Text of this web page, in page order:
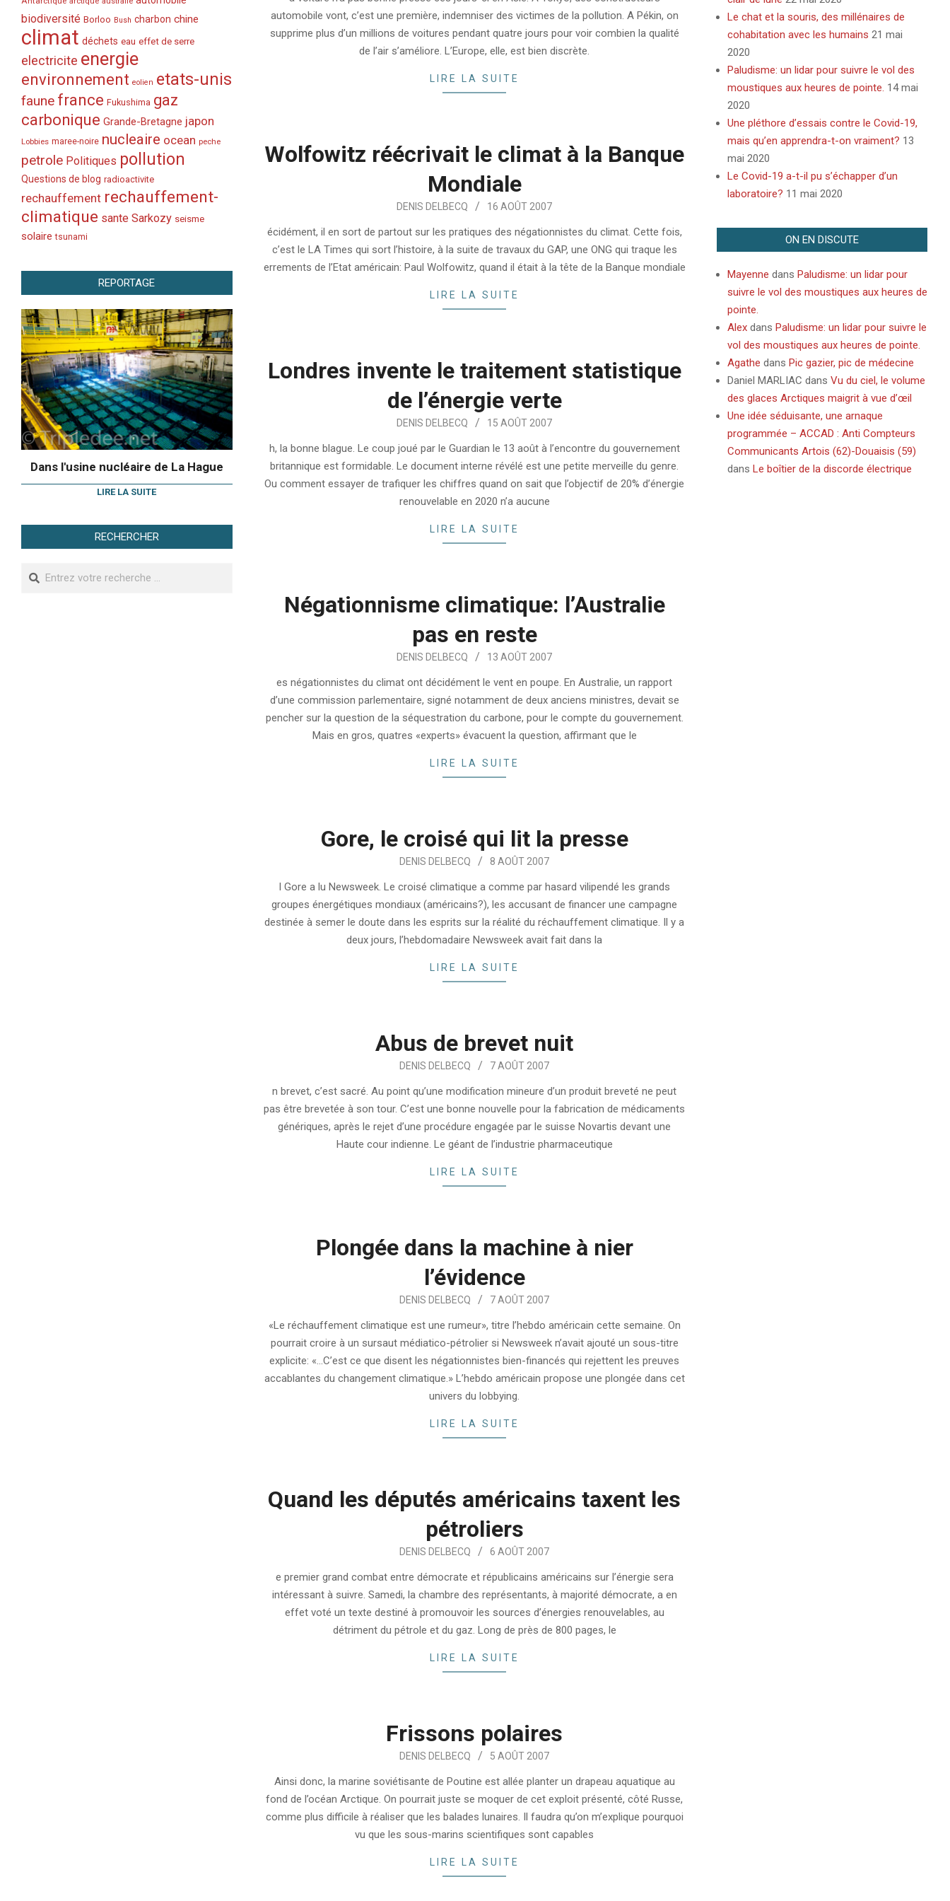
automobile vont, c’est une première, indemniser des victimes de la pollution. A Pékin, on
supprime plus d’un millions de voitures pendant quatre jours pour voir combien la qualité
de l’air s’améliore. L’Europe, elle, est bien discrète.
LIRE LA SUITE
Wolfowitz réécrivait le climat à la Banque
Mondiale
DENIS DELBECQ 16 AOÛT 2007
écidément, il en sort de partout sur les pratiques des négationnistes du climat. Cette fois,
c’est le LA Times qui sort l’histoire, à la suite de travaux du GAP, une ONG qui traque les
errements de l’Etat américain: Paul Wolfowitz, quand il était à la tête de la Banque mondiale
LIRE LA SUITE
Londres invente le traitement statistique
de l’énergie verte
DENIS DELBECQ 15 AOÛT 2007
h, la bonne blague. Le coup joué par le Guardian le 13 août à l’encontre du gouvernement
britannique est formidable. Le document interne révélé est une petite merveille du genre.
Ou comment essayer de trafiquer les chiffres quand on sait que l’objectif de 20% d’énergie
renouvelable en 2020 n’a aucune
LIRE LA SUITE
Négationnisme climatique: l’Australie
pas en reste
DENIS DELBECQ 13 AOÛT 2007
es négationnistes du climat ont décidément le vent en poupe. En Australie, un rapport
d’une commission parlementaire, signé notamment de deux anciens ministres, devait se
pencher sur la question de la séquestration du carbone, pour le compte du gouvernement.
Mais en gros, quatres «experts» évacuent la question, affirmant que le
LIRE LA SUITE
Gore, le croisé qui lit la presse
DENIS DELBECQ 8 AOÛT 2007
l Gore a lu Newsweek. Le croisé climatique a comme par hasard vilipendé les grands
groupes énergétiques mondiaux (américains?), les accusant de financer une campagne
destinée à semer le doute dans les esprits sur la réalité du réchauffement climatique. Il y a
deux jours, l’hebdomadaire Newsweek avait fait dans la
LIRE LA SUITE
Abus de brevet nuit
DENIS DELBECQ 7 AOÛT 2007
n brevet, c’est sacré. Au point qu’une modification mineure d’un produit breveté ne peut
pas être brevetée à son tour. C’est une bonne nouvelle pour la fabrication de médicaments
génériques, après le rejet d’une procédure engagée par le suisse Novartis devant une
Haute cour indienne. Le géant de l’industrie pharmaceutique
LIRE LA SUITE
Plongée dans la machine à nier
l’évidence
DENIS DELBECQ 7 AOÛT 2007
«Le réchauffement climatique est une rumeur», titre l’hebdo américain cette semaine. On
pourrait croire à un sursaut médiatico-pétrolier si Newsweek n’avait ajouté un sous-titre
explicite: «…C’est ce que disent les négationnistes bien-financés qui rejettent les preuves
accablantes du changement climatique.» L’hebdo américain propose une plongée dans cet
univers du lobbying.
LIRE LA SUITE
Quand les députés américains taxent les
pétroliers
DENIS DELBECQ 6 AOÛT 2007
e premier grand combat entre démocrate et républicains américains sur l’énergie sera
intéressant à suivre. Samedi, la chambre des représentants, à majorité démocrate, a en
effet voté un texte destiné à promouvoir les sources d’énergies renouvelables, au
détriment du pétrole et du gaz. Long de près de 800 pages, le
LIRE LA SUITE
Frissons polaires
DENIS DELBECQ 5 AOÛT 2007
Ainsi donc, la marine soviétisante de Poutine est allée planter un drapeau aquatique au
fond de l’océan Arctique. On pourrait juste se moquer de cet exploit présenté, côté Russe,
comme plus difficile à réaliser que les balades lunaires. Il faudra qu’on m’explique pourquoi
vu que les sous-marins scientifiques sont capables
LIRE LA SUITE
biodiversité Borloo Bush charbon chine
climat déchets eau effet de serre
electricite energie
environnement eolien etats-unis
faune france Fukushima gaz
carbonique Grande-Bretagne japon
Lobbies maree-noire nucleaire ocean peche
petrole Politiques pollution
Questions de blog radioactivite
rechauffement rechauffement-
climatique sante Sarkozy seisme
solaire tsunami
REPORTAGE
Dans l'usine nucléaire de La Hague
LIRE LA SUITE
RECHERCHER
Le chat et la souris, des millénaires de
cohabitation avec les humains 21 mai
2020
Paludisme: un lidar pour suivre le vol des
moustiques aux heures de pointe. 14 mai
2020
Une pléthore d’essais contre le Covid-19,
mais qu’en apprendra-t-on vraiment? 13
mai 2020
Le Covid-19 a-t-il pu s’échapper d’un
laboratoire? 11 mai 2020
ON EN DISCUTE
Mayenne dans Paludisme: un lidar pour
suivre le vol des moustiques aux heures de
pointe.
Alexdans Paludisme: un lidar pour suivre le
vol des moustiques aux heures de pointe.
Agathe dans Pic gazier, pic de médecine
Daniel MARLIAC dans Vu du ciel, le volume
des glaces Arctiques maigrit à vue d’œil
Une idée séduisante, une arnaque
programmée – ACCAD : Anti Compteurs
Communicants Artois (62)-Douaisis (59)
dans Le boîtier de la discorde électrique